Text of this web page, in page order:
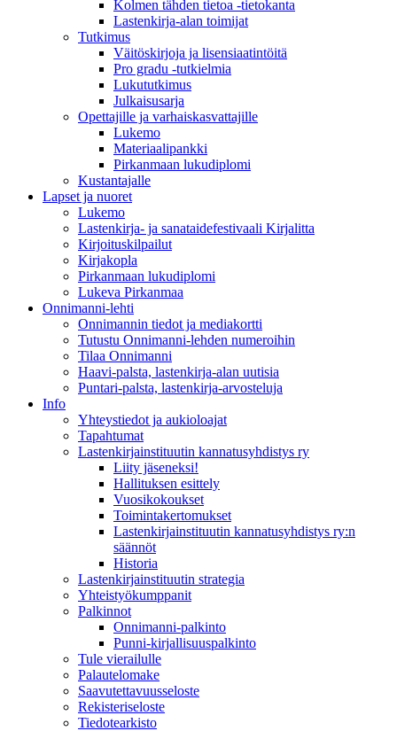
Kolmen tähden tietoa -tietokanta
Lastenkirja-alan toimijat
Tutkimus
Väitöskirjoja ja lisensiaatintöitä
Pro gradu -tutkielmia
Lukututkimus
Julkaisusarja
Opettajille ja varhaiskasvattajille
Lukemo
Materiaalipankki
Pirkanmaan lukudiplomi
Kustantajalle
Lapset ja nuoret
Lukemo
Lastenkirja- ja sanataidefestivaali Kirjalitta
Kirjoituskilpailut
Kirjakopla
Pirkanmaan lukudiplomi
Lukeva Pirkanmaa
Onnimanni-lehti
Onnimannin tiedot ja mediakortti
Tutustu Onnimanni-lehden numeroihin
Tilaa Onnimanni
Haavi-palsta, lastenkirja-alan uutisia
Puntari-palsta, lastenkirja-arvosteluja
Info
Yhteystiedot ja aukioloajat
Tapahtumat
Lastenkirjainstituutin kannatusyhdistys ry
Liity jäseneksi!
Hallituksen esittely
Vuosikokoukset
Toimintakertomukset
Lastenkirjainstituutin kannatusyhdistys ry:n
säännöt
Historia
Lastenkirjainstituutin strategia
Yhteistyökumppanit
Palkinnot
Onnimanni-palkinto
Punni-kirjallisuuspalkinto
Tule vierailulle
Palautelomake
Saavutettavuusseloste
Rekisteriseloste
Tiedotearkisto